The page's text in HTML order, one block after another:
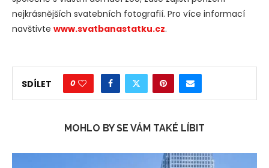
nejkrásnějších svatebních fotografií. Pro více informací
navštivte www.svatbanastatku.cz.
SDÍLET 0
MOHLO BY SE VÁM TAKÉ LÍBIT